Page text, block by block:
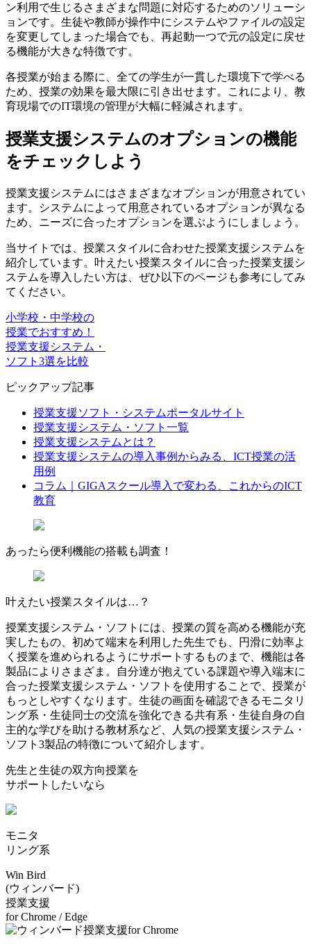
ン利用で生じるさまざまな問題に対応するためのソリューシ
ョンです。生徒や教師が操作中にシステムやファイルの設定
を変更してしまった場合でも、再起動一つで元の設定に戻せ
る機能が大きな特徴です。
各授業が始まる際に、全ての学生が一貫した環境下で学べる
ため、授業の効果を最大限に引き出せます。これにより、教
育現場でのIT環境の管理が大幅に軽減されます。
授業支援システムのオプションの機能
をチェックしよう
授業支援システムにはさまざまなオプションが用意されてい
ます。システムによって用意されているオプションが異なる
ため、ニーズに合ったオプションを選ぶようにしましょう。
当サイトでは、授業スタイルに合わせた授業支援システムを
紹介しています。叶えたい授業スタイルに合った授業支援シ
ステムを導入したい方は、ぜひ以下のページも参考にしてみ
てください。
小学校・中学校の
授業でおすすめ！
授業支援システム・
ソフト3選を比較
ピックアップ記事
授業支援ソフト・システムポータルサイト
授業支援システム・ソフト一覧
授業支援システムとは？
授業支援システムの導入事例からみる、ICT授業の活
用例
コラム｜GIGAスクール導入で変わる、これからのICT
教育
あったら便利機能の搭載も調査 ！
叶えたい授業スタイルは…？
授業支援システム・ソフトには、授業の質を高める機能が充
実したもの、初めて端末を利用した先生でも、円滑に効率よ
く授業を進められるようにサポートするものまで、機能は各
製品によりさまざま。自分達が抱えている課題や導入端末に
合った授業支援システム・ソフトを使用することで、授業が
もっとしやすくなります。生徒の画面を確認できるモニタリ
ング系・生徒同士の交流を強化できる共有系・生徒自身の自
主的な学びを助ける教材系など、人気の授業支援システム・
ソフト3製品の特徴について紹介します。
先生と生徒の双方向授業を
サポートしたいなら
モニタ
リング系
Win Bird
(ウィンバード)
授業⽀援
for Chrome / Edge